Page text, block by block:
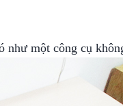
một công cụ